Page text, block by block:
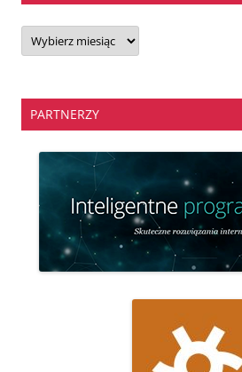
Archiwa
PARTNERZY